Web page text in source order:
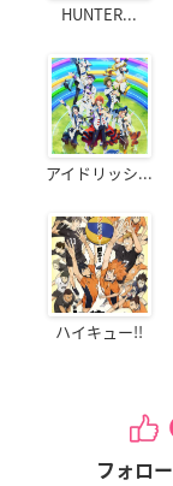
HUNTER...
アイドリッシ...
ハイキュー!!
フォロ